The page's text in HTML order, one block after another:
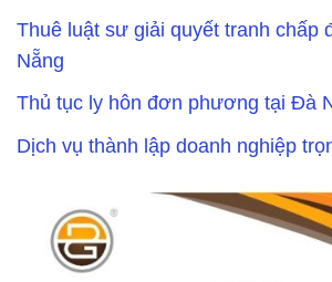
Thuê luật sư giải quyết tranh chấp
Nẵng
Thủ tục ly hôn đơn phương tại Đà
Dịch vụ thành lập doanh nghiệp